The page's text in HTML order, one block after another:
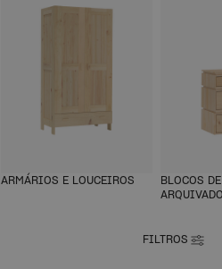
ARMÁRIOS E LOUCEIROS
BLOCOS
FILTROS